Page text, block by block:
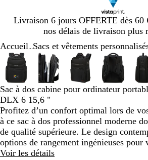
Livraison 6 jours OFFERTE dès 60
nos délais de livraison plus
Diapositive
1
Accueil Sacs et vêtements
Image
zoomable
Zoom
au
minimum
Cliquez
pour
développer
Utilisez
les
touches
plus
et
moins
pour
zoomer
et
les
Image
zoomable
Zoom
au
minimum
Cliquez
pour
développer
Utilisez
les
touches
plus
et
moins
pour
zoomer
et
les
Image
zoomable
Zoom
au
minimum
Cliquez
pour
développer
Utilisez
les
touches
plus
moins
pour
zoomer
et
Image
zoomable
Zoom
au
minimum
Cliquez
pour
Utilisez
les
touches
plus
moins
pour
zoomer
et
Diapositive
sur
7
Sac à dos cabine pour ordinateur
DLX 6 15,6 "
Profitez d’un confort optimal lors de
à ce sac à dos professionnel moderne
de qualité supérieure. Le design
options de rangement ingénieuses pour
Voir les détails